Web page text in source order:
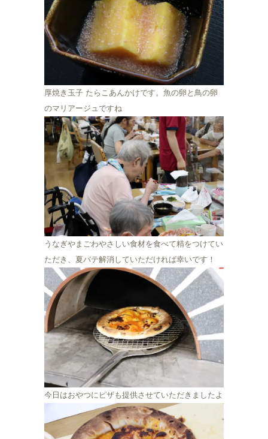
厚焼き玉子 たらこあんかけです。魚の卵と鳥の卵
のマリアージュですね
うなぎやまごわやさしい食材を食べて精をつけてい
ただき、夏バテ解消していただければ幸いです！
今日はおやつにピザも提供させていただきましたよ